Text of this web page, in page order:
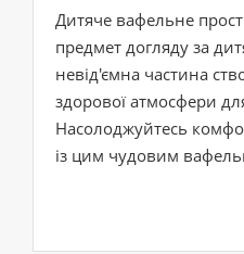
Дитяче вафельне
предмет догляду за
невід'ємна частина
здорової атмосфери
Насолоджуйтесь
із цим чудовим